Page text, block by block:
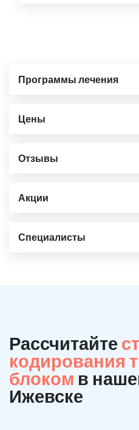
Программы лечения
Цены
Отзывы
Акции
Специалисты
Рассчитайте
кодирования
блоком в
Ижевске